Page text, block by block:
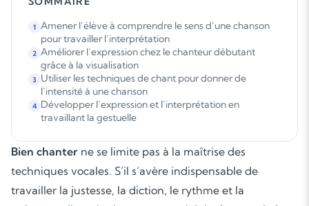
1 Amener l’élève à comprendre le sens d’une chanson
pour travailler l’interprétation
2 Améliorer l’expression chez le chanteur débutant
grâce à la visualisation
3 Utiliser les techniques de chant pour donner de
l’intensité à une chanson
4 Développer l’expression et l’interprétation en
travaillant la gestuelle
Bien chanter ne se limite pas à la maîtrise des
techniques vocales. S’il s’avère indispensable de
travailler la justesse, la diction, le rythme et la